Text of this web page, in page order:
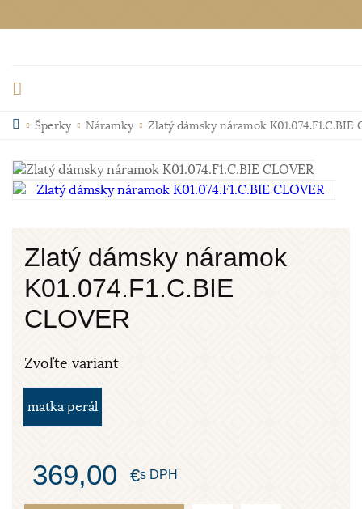
Šperky Náramky Zlatý dámsky náramok K01.074.F1.C.BIE
Zlatý dámsky náramok
K01.074.F1.C.BIE
CLOVER
Zvoľte variant
matka perál
369,00 €s DPH